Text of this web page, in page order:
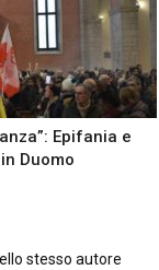
Epifania e
Duomo
stesso autore